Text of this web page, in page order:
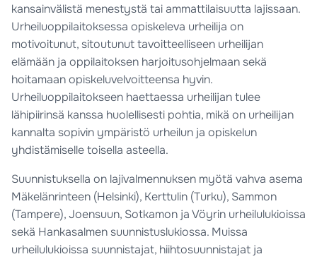
kansainvälistä menestystä tai ammattilaisuutta lajissaan.
Urheiluoppilaitoksessa opiskeleva urheilija on
motivoitunut, sitoutunut tavoitteelliseen urheilijan
elämään ja oppilaitoksen harjoitusohjelmaan sekä
hoitamaan opiskeluvelvoitteensa hyvin.
Urheiluoppilaitokseen haettaessa urheilijan tulee
lähipiirinsä kanssa huolellisesti pohtia, mikä on urheilijan
kannalta sopivin ympäristö urheilun ja opiskelun
yhdistämiselle toisella asteella.
Suunnistuksella on lajivalmennuksen myötä vahva asema
Mäkelänrinteen (Helsinki), Kerttulin (Turku), Sammon
(Tampere), Joensuun, Sotkamon ja Vöyrin urheilulukioissa
sekä Hankasalmen suunnistuslukiossa. Muissa
urheilulukioissa suunnistajat, hiihtosuunnistajat ja